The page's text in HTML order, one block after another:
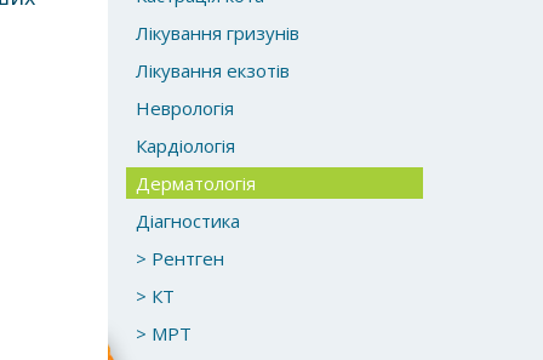
Лікування гризунів
Лікування екзотів
Неврологія
Кардіологія
Дерматологія
Діагностика
> Рентген
> КТ
> МРТ